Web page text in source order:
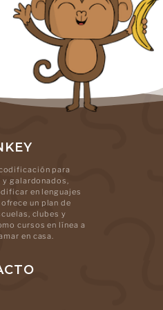
para
galardonados,
en lenguajes
un plan de
clubes y
cursos en línea a
en casa.